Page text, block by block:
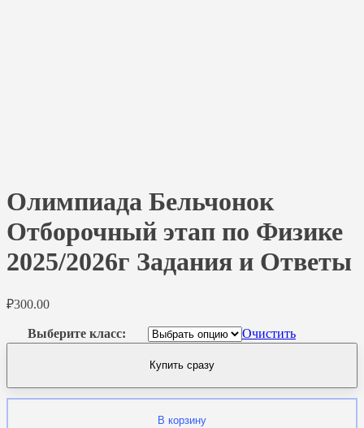
Олимпиада Бельчонок
Отборочный этап по Физике
2025/2026г Задания и Ответы
₽300.00
Выберите класс: Очистить
Купить сразу
В корзину